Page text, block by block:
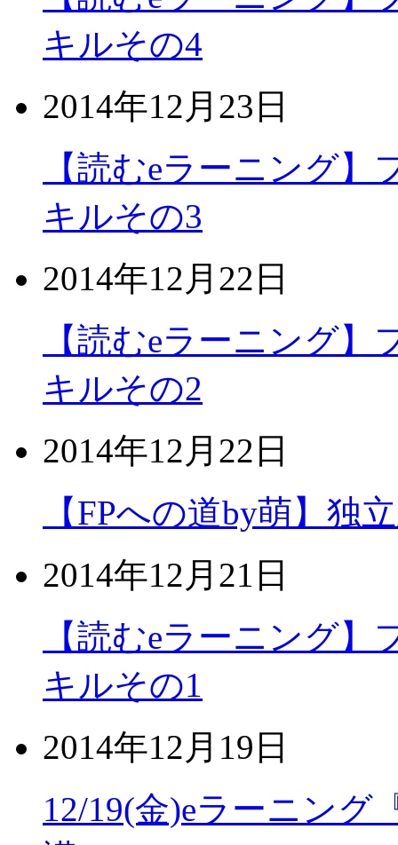
キルその4
2014年12月23日
【読むeラーニング
キルその3
2014年12月22日
【読むeラーニング
キルその2
2014年12月22日
【FPへの道by萌】独
2014年12月21日
【読むeラーニング
キルその1
2014年12月19日
12/19(金)eラーニング